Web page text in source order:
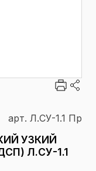
арт. Л.СУ-1.1 Пр
УЗКИЙ
Л.СУ-1.1